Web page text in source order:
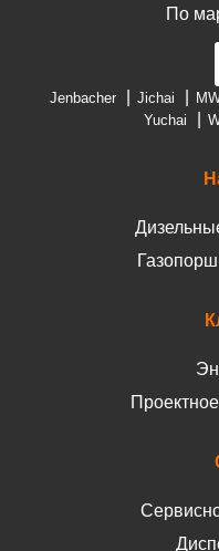
По
Jenbacher Jichai
Yuchai